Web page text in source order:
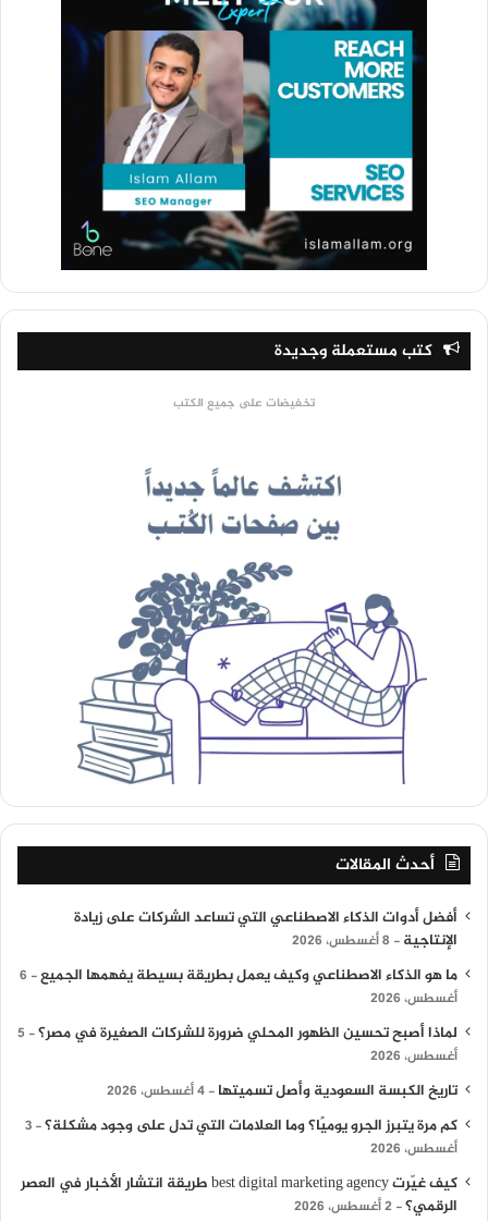
كتب مستعملة وجديدة
تخفيضات على جميع الكتب
أحدث المقالات
أفضل أدوات الذكاء الاصطناعي التي تساعد الشركات على زيادة
الإنتاجية
8 أغسطس، 2026
ما هو الذكاء الاصطناعي وكيف يعمل بطريقة بسيطة يفهمها الجميع
6
أغسطس، 2026
لماذا أصبح تحسين الظهور المحلي ضرورة للشركات الصغيرة في مصر؟
5
أغسطس، 2026
تاريخ الكبسة السعودية وأصل تسميتها 4 أغسطس، 2026
كم مرة يتبرز الجرو يوميًا؟ وما العلامات التي تدل على وجود مشكلة؟ 3
أغسطس، 2026
كيف غيّرت best digital marketing agency طريقة انتشار الأخبار في العصر
الرقمي؟ 2 أغسطس، 2026